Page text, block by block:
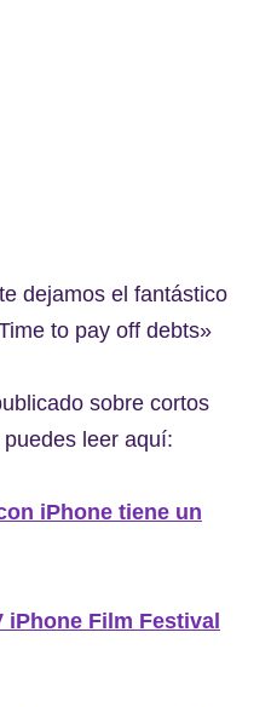
dejamos el fantástico
to pay off debts»
sobre cortos
leer aquí:
iPhone tiene un
iPhone Film Festival